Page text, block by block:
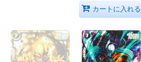
カートに入れる